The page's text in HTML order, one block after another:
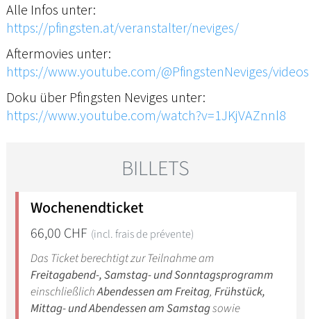
Alle Infos unter:
https://pfingsten.at/veranstalter/neviges/
Aftermovies unter:
https://www.youtube.com/@PfingstenNeviges/videos
Doku über Pfingsten Neviges unter:
https://www.youtube.com/watch?v=1JKjVAZnnl8